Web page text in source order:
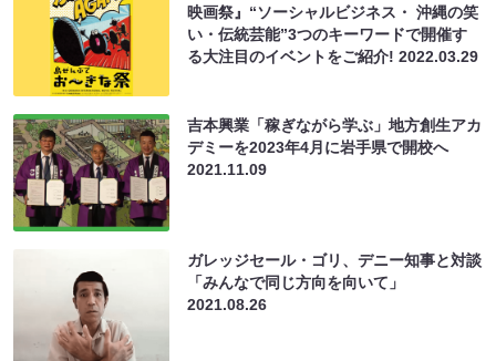
映画祭』“ソーシャルビジネス・ 沖縄の笑
い・伝統芸能”3つのキーワードで開催す
る大注目のイベントをご紹介!2022.03.29
吉本興業「稼ぎながら学ぶ」地方創生アカ
デミーを2023年4月に岩手県で開校へ
2021.11.09
ガレッジセール・ゴリ、デニー知事と対談
「みんなで同じ方向を向いて」
2021.08.26